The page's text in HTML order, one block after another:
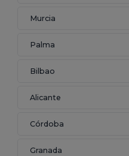
Murcia
Palma
Bilbao
Alicante
Córdoba
Granada